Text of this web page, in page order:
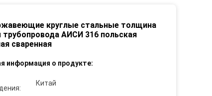
круглые стальные толщина
трубопровода АИСИ 316 польская
сваренная
информация о продукте:
Китай